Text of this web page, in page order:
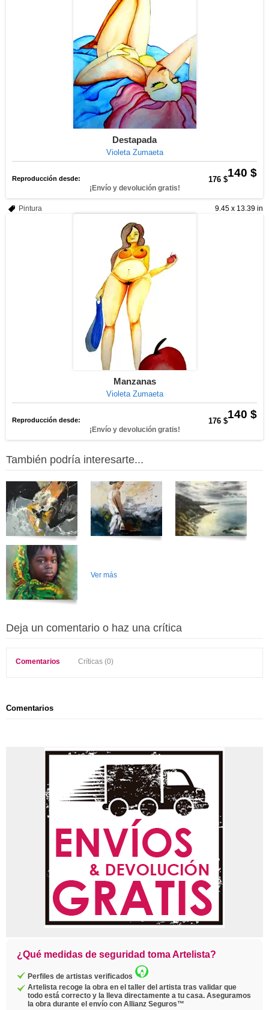
Destapada
Violeta Zumaeta
140 $
Reproducción desde: 176 $
¡Envío y devolución gratis!
9.45 x 13.39 in
Pintura
Manzanas
Violeta Zumaeta
140 $
Reproducción desde: 176 $
¡Envío y devolución gratis!
También podría interesarte...
Ver más
Deja un comentario o haz una crítica
Comentarios Críticas (0)
Comentarios
¿Qué medidas de seguridad toma Artelista?
Perfiles de artistas verificados
Artelista recoge la obra en el taller del artista tras validar que
todo está correcto y la lleva directamente a tu casa. Aseguramos
la obra durante el envío con Allianz Seguros™